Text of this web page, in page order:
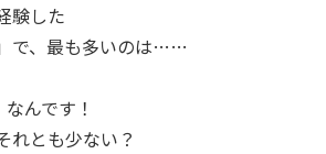
験した
で、最も多いのは……
んです！
れとも少ない？